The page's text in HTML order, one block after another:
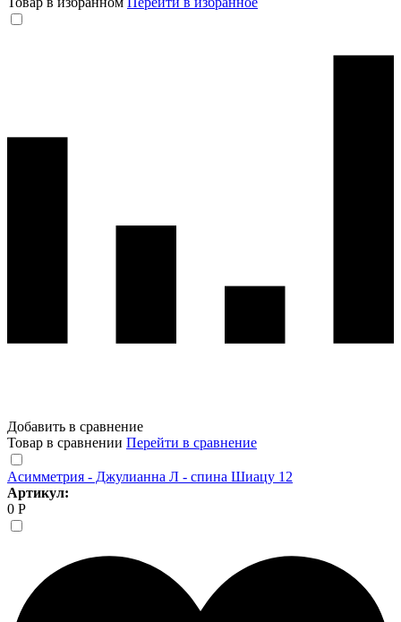
Добавить в сравнение
Товар в сравнении Перейти в сравнение
Асимметрия - Джулианна Л - спина Шиацу 12
Артикул:
0 Р